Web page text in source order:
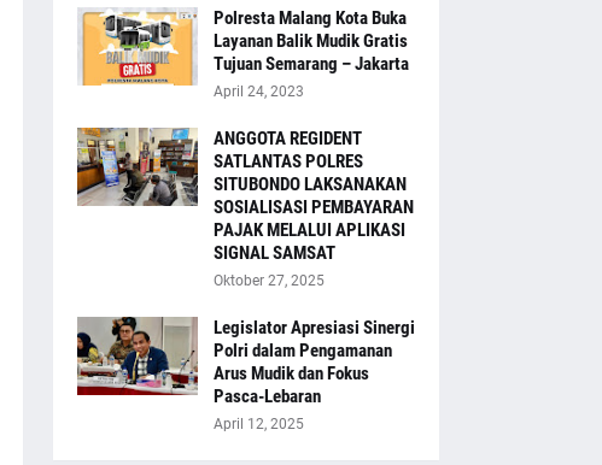
Polresta Malang Kota Buka
Layanan Balik Mudik Gratis
Tujuan Semarang – Jakarta
April 24, 2023
ANGGOTA REGIDENT
SATLANTAS POLRES
SITUBONDO LAKSANAKAN
SOSIALISASI PEMBAYARAN
PAJAK MELALUI APLIKASI
SIGNAL SAMSAT
Oktober 27, 2025
Legislator Apresiasi Sinergi
Polri dalam Pengamanan
Arus Mudik dan Fokus
Pasca-Lebaran
April 12, 2025